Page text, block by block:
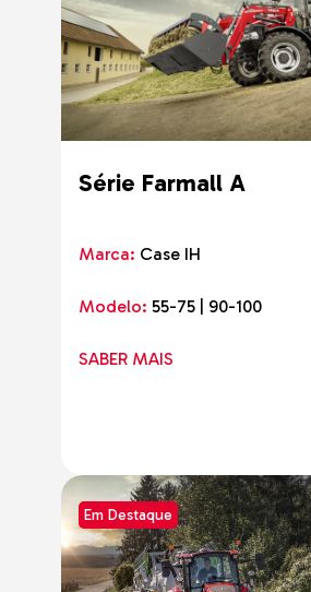
Série Farmall A
Marca: Case IH
Modelo: 55-75 | 90-100
SABER MAIS
Em Destaque